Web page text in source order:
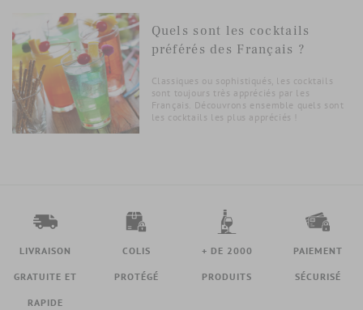
Quels sont les cocktails
préférés des Français ?
Classiques ou sophistiqués, les cocktails
sont toujours très appréciés par les
Français. Découvrons ensemble quels sont
les cocktails les plus appréciés !
LIVRAISON
GRATUITE ET
RAPIDE
COLIS
PROTÉGÉ
+ DE 2000
PRODUITS
PAIEMENT
SÉCURISÉ